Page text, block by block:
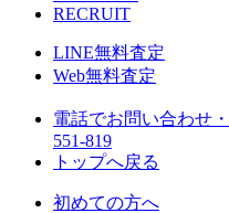
RECRUIT
LINE無料査定
Web無料査定
電話でお問い合わせ
551-819
トップへ戻る
初めての方へ